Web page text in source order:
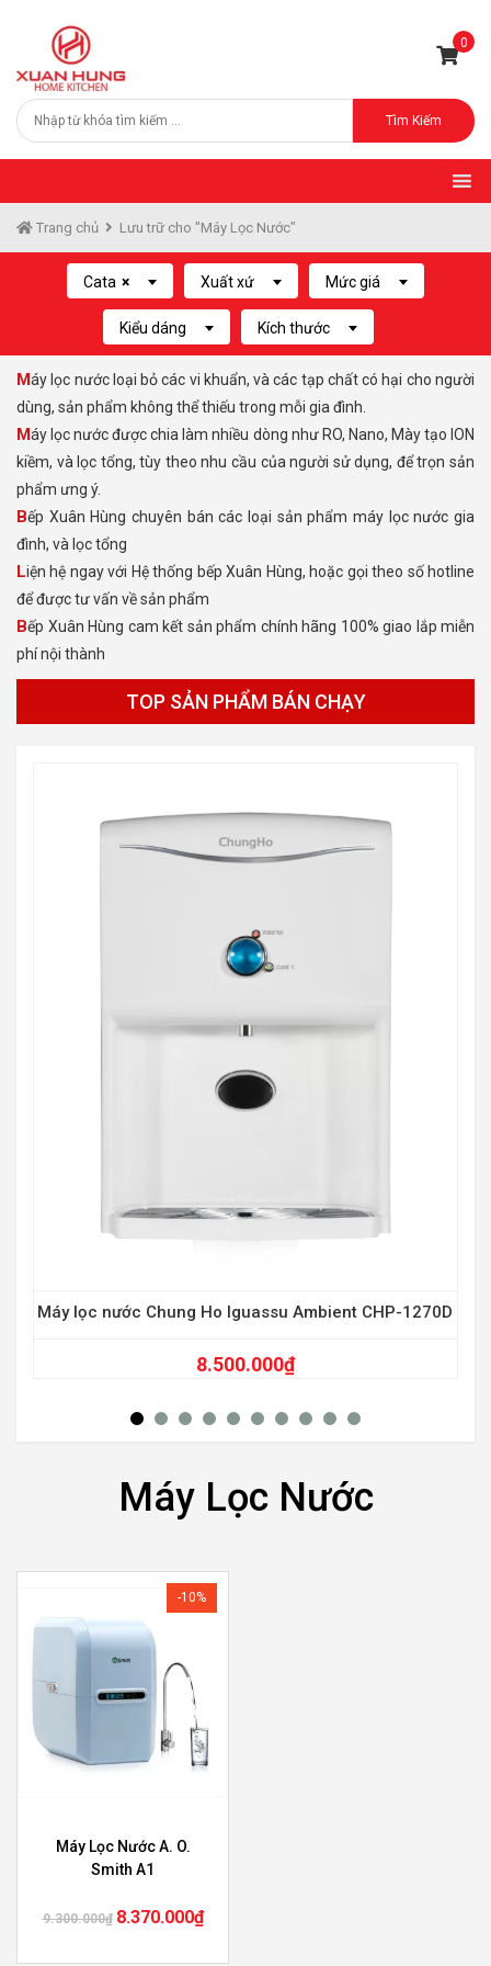
0
Tìm Kiếm
Trang chủ Lưu trữ cho "Máy Lọc Nước"
×
Cata Xuất xứ Mức giá
Kiểu dáng Kích thước
Máy lọc nước loại bỏ các vi khuẩn, và các tạp chất có hại cho người
dùng, sản phẩm không thể thiếu trong mỗi gia đình.
Máy lọc nước được chia làm nhiều dòng như RO, Nano, Mày tạo ION
kiềm, và lọc tổng, tùy theo nhu cầu của người sử dụng, để trọn sản
phẩm ưng ý.
Bếp Xuân Hùng chuyên bán các loại sản phẩm máy lọc nước gia
đình, và lọc tổng
Liện hệ ngay với Hệ thống bếp Xuân Hùng, hoặc gọi theo số hotline
để được tư vấn về sản phẩm
Bếp Xuân Hùng cam kết sản phẩm chính hãng 100% giao lắp miễn
phí nội thành
TOP SẢN PHẨM BÁN CHẠY
Máy lọc nước Chung Ho Iguassu Ambient CHP-1270D
8.500.000₫
Máy Lọc Nước
-10%
Máy Lọc Nước A. O.
Smith A1
9.300.000₫ 8.370.000₫